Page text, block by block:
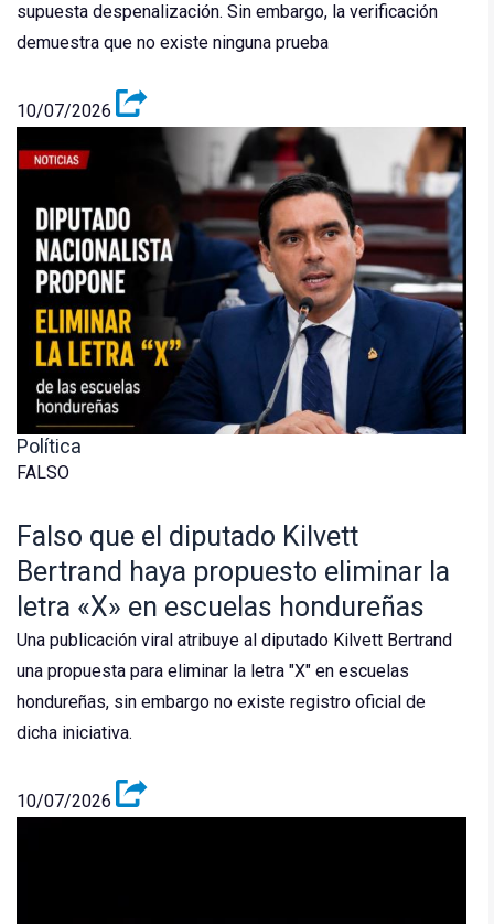
supuesta despenalización. Sin embargo, la verificación
demuestra que no existe ninguna prueba
10/07/2026
Política
FALSO
Falso que el diputado Kilvett
Bertrand haya propuesto eliminar la
letra «X» en escuelas hondureñas
Una publicación viral atribuye al diputado Kilvett Bertrand
una propuesta para eliminar la letra "X" en escuelas
hondureñas, sin embargo no existe registro oficial de
dicha iniciativa.
10/07/2026